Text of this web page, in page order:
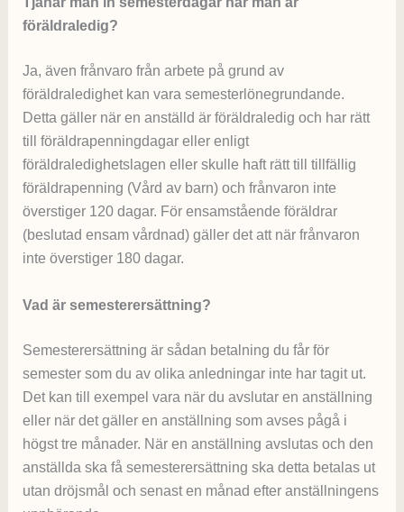
föräldraledig?
Ja, även frånvaro från arbete på grund av
föräldraledighet kan vara semesterlönegrundande.
Detta gäller när en anställd är föräldraledig och har rätt
till föräldrapenningdagar eller enligt
föräldraledighetslagen eller skulle haft rätt till tillfällig
föräldrapenning (Vård av barn) och frånvaron inte
överstiger 120 dagar. För ensamstående föräldrar
(beslutad ensam vårdnad) gäller det att när frånvaron
inte överstiger 180 dagar.
Vad är semesterersättning?
Semesterersättning är sådan betalning du får för
semester som du av olika anledningar inte har tagit ut.
Det kan till exempel vara när du avslutar en anställning
eller när det gäller en anställning som avses pågå i
högst tre månader. När en anställning avslutas och den
anställda ska få semesterersättning ska detta betalas ut
utan dröjsmål och senast en månad efter anställningens